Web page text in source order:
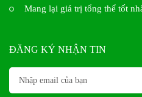
Mang lại giá trị tổng thể tốt
ĐĂNG KÝ NHẬN TIN